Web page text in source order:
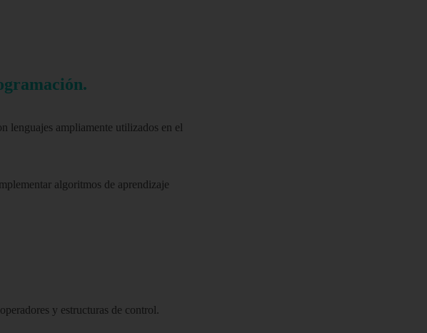
lenguajes ampliamente utilizados en el
algoritmos de aprendizaje
y estructuras de control.